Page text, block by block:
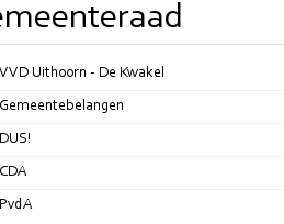
VVD Uithoorn - De Kwakel
Gemeentebelangen
DUS!
CDA
PvdA